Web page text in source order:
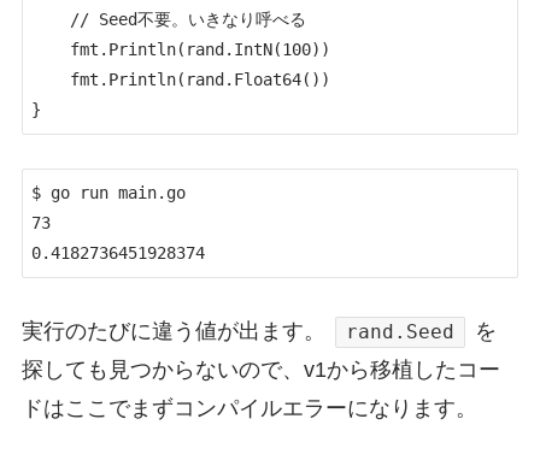
}
$ go run main.go
73
0.4182736451928374
実行のたびに違う値が出ます。 rand.Seed
を
探しても見つからないので、v1から移植したコー
ドはここでまずコンパイルエラーになります。